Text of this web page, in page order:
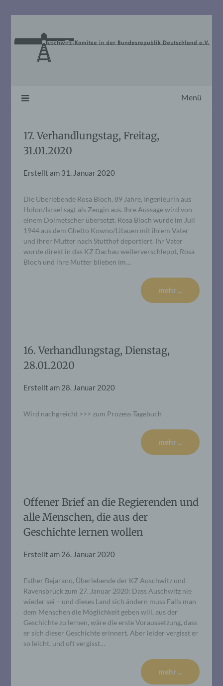
Menü
17. Verhandlungstag, Freitag,
31.01.2020
Erstellt am 31. Januar 2020
Die Überlebende Rosa Bloch, 89 Jahre, Ingenieurin aus
Holon/Israel sagt als Zeugin aus. Ihre Aussage wird von
einem Dolmetscher übersetzt. Rosa Bloch wurde im Juli
1944 aus dem Ghetto Kowno/Litauen mit ihrem Vater
und ihrer Mutter nach Stutthof deportiert. Ihr Vater
wurde direkt in das KZ Dachau weiterverschleppt, Rosa
Bloch und ihre Mutter blieben im…
mehr ...
16. Verhandlungstag, Dienstag,
28.01.2020
Erstellt am 28. Januar 2020
Wird nachgreicht >>> zum Prozess-Tagebuch
mehr ...
Offener Brief an die Regierenden und
alle Menschen, die aus der
Geschichte lernen wollen
Erstellt am 26. Januar 2020
Esther Bejarano, Überlebende der KZ Auschwitz und
Ravensbrück zum 27. Januar 2020: Dass Auschwitz nie
wieder sei – und dieses Land sich ändern muss Falls man
dem Menschen die Möglichkeit geben will, aus der
Geschichte zu lernen, wäre die erste Voraussetzung, dass
er sich dieser Geschichte erinnert. Aber leider vergisst er
so leicht, und oft vergisst…
mehr ...